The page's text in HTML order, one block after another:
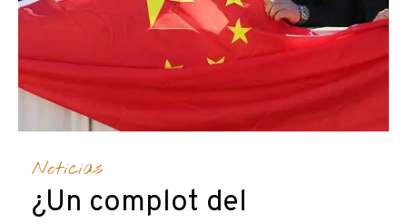
Noticias
¿Un complot del